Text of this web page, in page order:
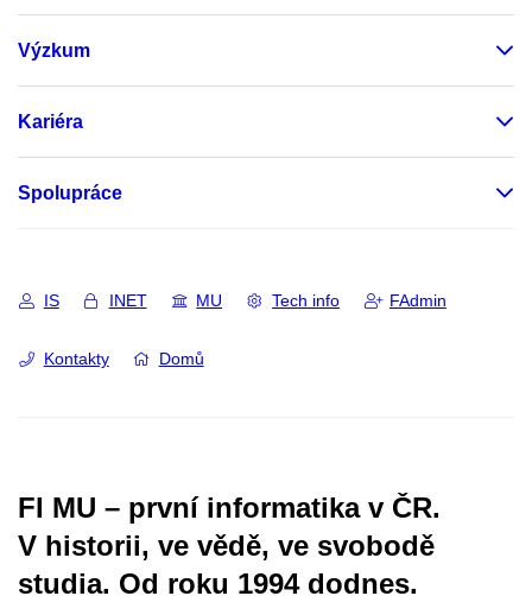
Výzkum
Kariéra
Spolupráce
IS INET MU Tech info FAdmin
Kontakty Domů
FI MU – první informatika v ČR.
V historii, ve vědě, ve svobodě
studia. Od roku 1994 dodnes.